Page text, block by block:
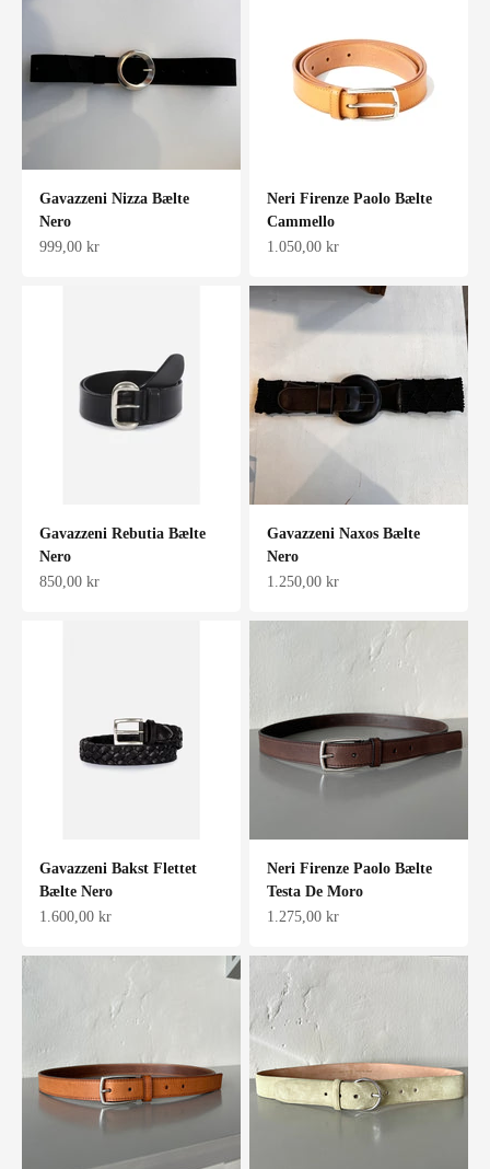
Gavazzeni Nizza Bælte
Nero
Salgspris
999,00 kr
Neri Firenze Paolo Bælte
Cammello
Salgspris
1.050,00 kr
Gavazzeni Rebutia Bælte
Nero
Salgspris
850,00 kr
Gavazzeni Naxos Bælte
Nero
Salgspris
1.250,00 kr
Gavazzeni Bakst Flettet
Bælte Nero
Salgspris
1.600,00 kr
Neri Firenze Paolo Bælte
Testa De Moro
Salgspris
1.275,00 kr